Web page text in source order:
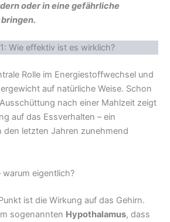
oder in eine gefährliche
Wie effektiv ist es wirklich?
Rolle im Energiestoffwechsel und
auf natürliche Weise. Schon
nach einer Mahlzeit zeigt
auf das Essverhalten – ein
den letzten Jahren zunehmend
warum eigentlich?
ist die Wirkung auf das Gehirn.
sogenannten Hypothalamus, dass